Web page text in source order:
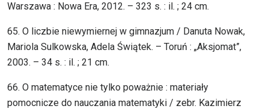
Warszawa : Nowa Era, 2012. – 323 s. : il. ; 24 cm.
65. O liczbie niewymiernej w gimnazjum / Danuta Nowak,
Mariola Sulkowska, Adela Świątek. – Toruń : „Aksjomat”,
2003. – 34 s. : il. ; 21 cm.
66. O matematyce nie tylko poważnie : materiały
pomocnicze do nauczania matematyki / zebr. Kazimierz